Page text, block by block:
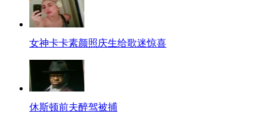
女神卡卡素颜照庆生给歌迷惊喜
休斯顿前夫醉驾被捕